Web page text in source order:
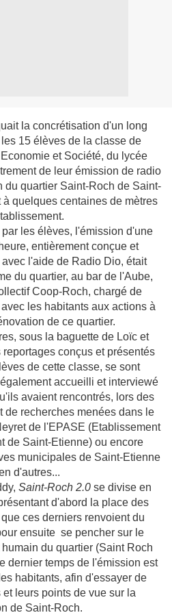
la concrétisation d'un long
15 élèves de la classe de
et Société, du lycée
de leur émission de radio
du quartier Saint-Roch de Saint-
quelques centaines de mètres
les élèves, l'émission d'une
entièrement conçue et
l'aide de Radio Dio, était
du quartier, au bar de l'Aube,
Coop-Roch, chargé de
les habitants aux actions à
de ce quartier.
sous la baguette de Loïc et
conçus et présentés
de cette classe, se sont
accueilli et interviewé
avaient rencontrés, lors des
de recherches menées dans le
de l'EPASE (Etablissement
de Saint-Etienne) ou encore
municipales de Saint-Etienne
d'autres...
Saint-Roch 2.0 se divise en
d'abord la place des
ces derniers renvoient du
ensuite se pencher sur le
du quartier (Saint Roch
dernier temps de l'émission est
habitants, afin d'essayer de
leurs points de vue sur la
de Saint-Roch.